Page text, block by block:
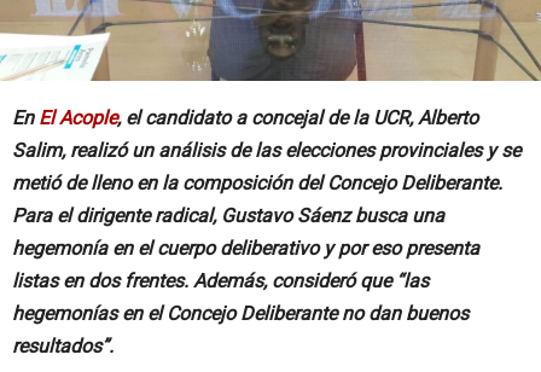
En El Acople, el candidato a concejal de la UCR, Alberto
Salim, realizó un análisis de las elecciones provinciales y se
metió de lleno en la composición del Concejo Deliberante.
Para el dirigente radical, Gustavo Sáenz busca una
hegemonía en el cuerpo deliberativo y por eso presenta
listas en dos frentes. Además, consideró que “las
hegemonías en el Concejo Deliberante no dan buenos
resultados”.